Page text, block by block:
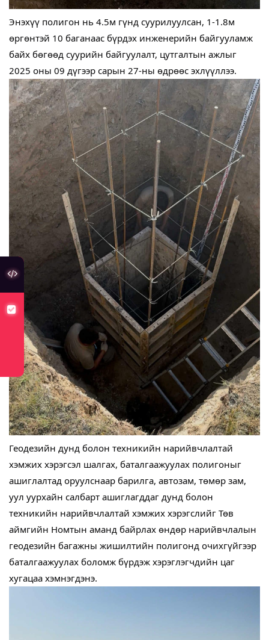
Энэхүү полигон нь 4.5м гүнд суурилуулсан, 1-1.8м
өргөнтэй 10 баганаас бүрдэх инженерийн байгууламж
байх бөгөөд суурийн байгуулалт, цутгалтын ажлыг
2025 оны 09 дүгээр сарын 27-ны өдрөөс эхлүүллээ.
Геодезийн дунд болон техникийн нарийвчлалтай
хэмжих хэрэгсэл шалгах, баталгаажуулах полигоныг
ашиглалтад оруулснаар барилга, автозам, төмөр зам,
уул уурхайн салбарт ашиглагддаг дунд болон
техникийн нарийвчлалтай хэмжих хэрэгслийг Төв
аймгийн Номтын аманд байрлах өндөр нарийвчлалын
геодезийн багажны жишилтийн полигонд очихгүйгээр
баталгаажуулах боломж бүрдэж хэрэглэгчдийн цаг
хугацаа хэмнэгдэнэ.
туслах холбоос
хуулийн төсөлд санал авч байна